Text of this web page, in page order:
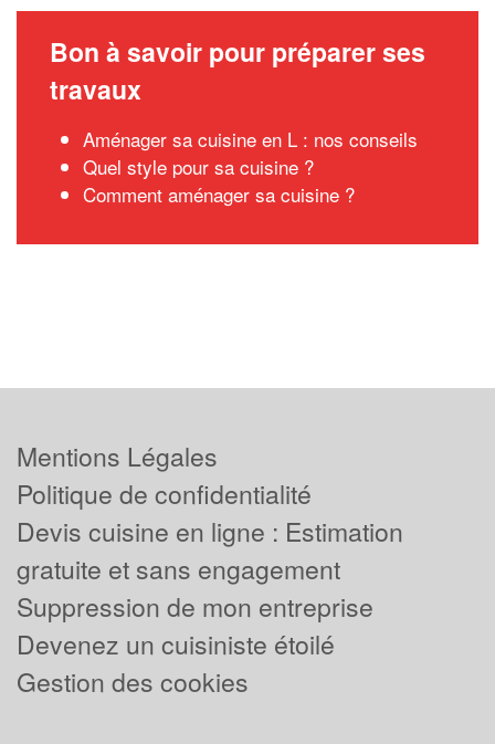
Bon à savoir pour préparer ses
travaux
Aménager sa cuisine en L : nos conseils
Quel style pour sa cuisine ?
Comment aménager sa cuisine ?
Mentions Légales
Politique de confidentialité
Devis cuisine en ligne : Estimation
gratuite et sans engagement
Suppression de mon entreprise
Devenez un cuisiniste étoilé
Gestion des cookies